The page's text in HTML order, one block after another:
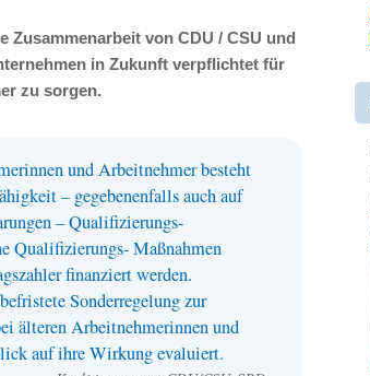
Zusammenarbeit von CDU / CSU und
in Zukunft verpflichtet für
zu sorgen.
und Arbeitnehmer besteht
– gegebenenfalls auch auf
– Qualifizierungs-
Qualifizierungs- Maßnahmen
finanziert werden.
Sonderregelung zur
älteren Arbeitnehmerinnen und
auf ihre Wirkung evaluiert.